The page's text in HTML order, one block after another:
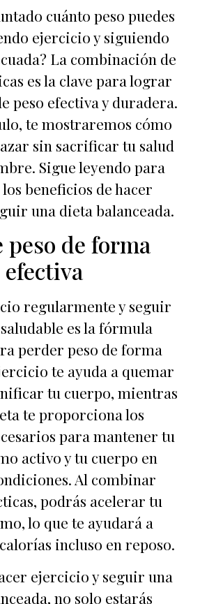
cuánto peso puedes
ejercicio y siguiendo
La combinación de
es la clave para lograr
peso efectiva y duradera.
te mostraremos cómo
sin sacrificar tu salud
Sigue leyendo para
beneficios de hacer
una dieta balanceada.
peso de forma
efectiva
regularmente y seguir
es la fórmula
perder peso de forma
te ayuda a quemar
tu cuerpo, mientras
te proporciona los
para mantener tu
activo y tu cuerpo en
Al combinar
podrás acelerar tu
lo que te ayudará a
incluso en reposo.
ejercicio y seguir una
no solo estarás